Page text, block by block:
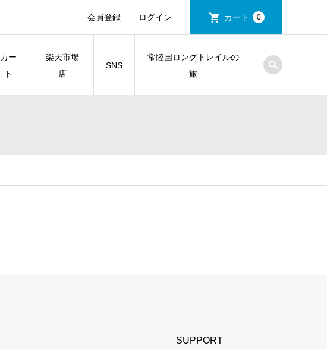
会員登録 ログイン カート 0
カー
ト
楽天市場
店
SNS
常陸国ロングトレイルの
旅
SUPPORT